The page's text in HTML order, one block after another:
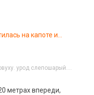
на капоте и
урод слепошарый….
метрах впереди,